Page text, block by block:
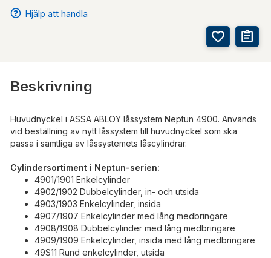
Hjälp att handla
Beskrivning
Huvudnyckel i ASSA ABLOY låssystem Neptun 4900. Används
vid beställning av nytt låssystem till huvudnyckel som ska
passa i samtliga av låssystemets låscylindrar.
Cylindersortiment i Neptun-serien:
4901/1901 Enkelcylinder
4902/1902 Dubbelcylinder, in- och utsida
4903/1903 Enkelcylinder, insida
4907/1907 Enkelcylinder med lång medbringare
4908/1908 Dubbelcylinder med lång medbringare
4909/1909 Enkelcylinder, insida med lång medbringare
49S11 Rund enkelcylinder, utsida